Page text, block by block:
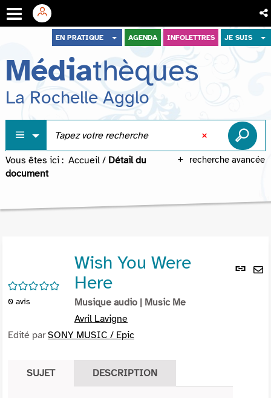
menu
contenu
recherche
EN PRATIQUE AGENDA INFOLETTRES JE SUIS
Médiathèques
La Rochelle Agglo
recherche avancée
Vous êtes ici : Accueil / Détail du
document
Lien
/5
0 avis
Wish You Were
Here
Musique audio | Music Me
Avril Lavigne
Edité parSONY MUSIC / Epic
SUJET DESCRIPTION